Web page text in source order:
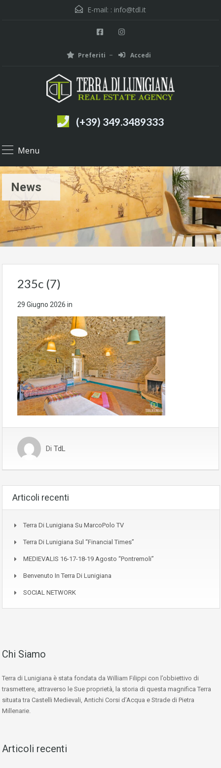
E-mail: : info@tdl.it
Preferiti Accedi
(+39) 349.3489333
Menu
News
235c (7)
29 Giugno 2026 in
Di TdL
Articoli recenti
Terra Di Lunigiana Su MarcoPolo TV
Terra Di Lunigiana Sul “Financial Times”
MEDIEVALIS 16-17-18-19 Agosto “Pontremoli”
Benvenuto In Terra Di Lunigiana
SOCIAL NETWORK
Chi Siamo
Terra di Lunigiana è stata fondata da William Filippi con l’obbiettivo di
trasmettere, attraverso le Sue proprietà, la storia di questa magnifica Terra
situata tra Castelli Medievali, Antichi Corsi d’Acqua e Strade di Pietra
Millenarie.
Articoli recenti